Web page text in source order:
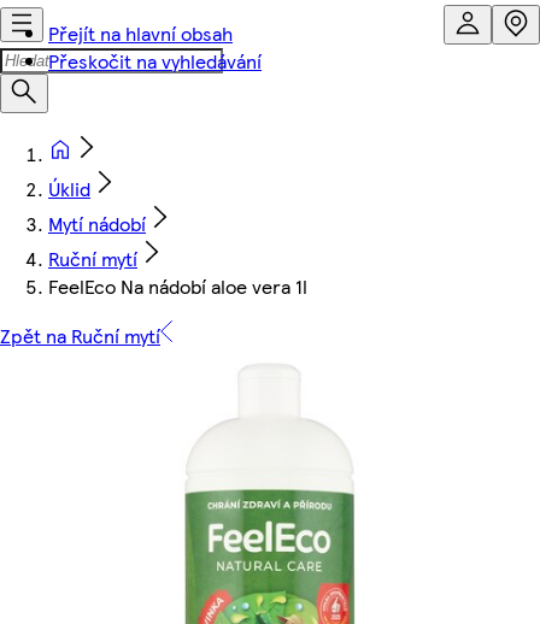
Přejít na hlavní obsah
Přeskočit na vyhledávání
Úklid
Mytí nádobí
Ruční mytí
FeelEco Na nádobí aloe vera 1l
Zpět na Ruční mytí